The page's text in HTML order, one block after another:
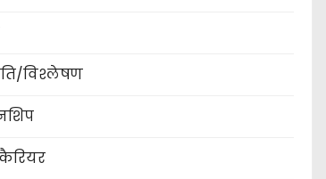
विश्लेषण